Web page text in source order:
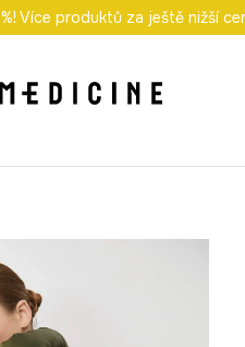
Odeslání i do 24 hodin
Více produktů za ještě nižší